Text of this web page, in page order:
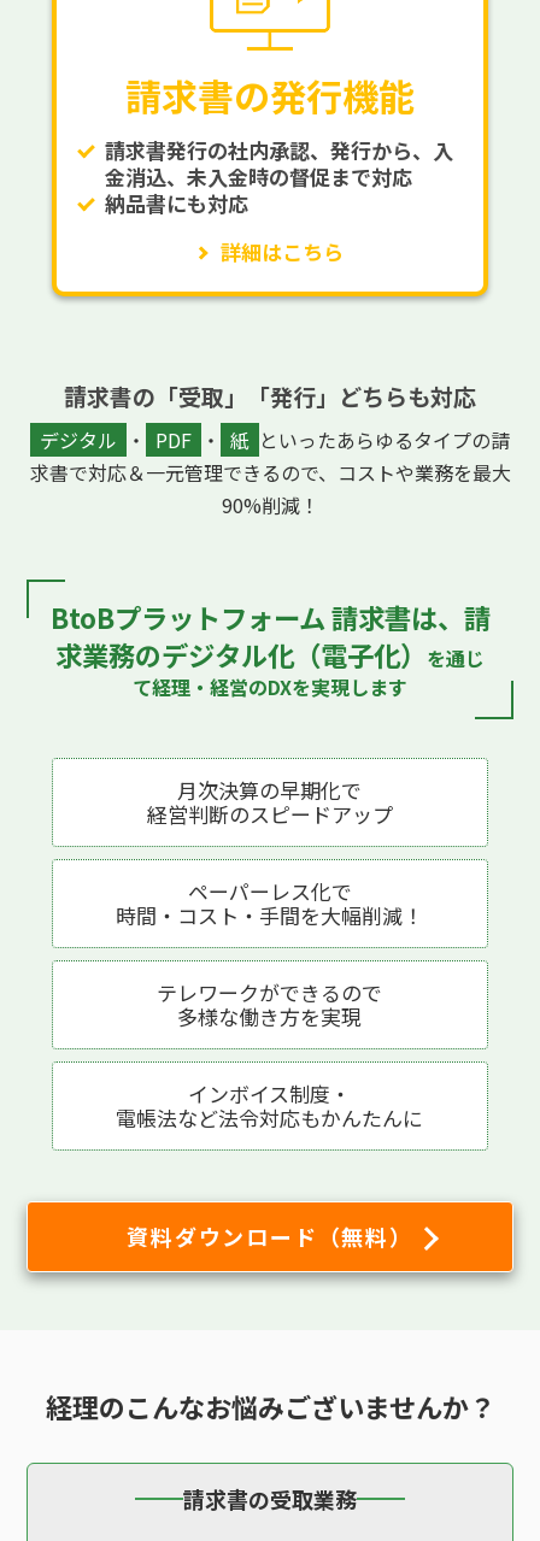
請求書の発行機能
請求書発行の社内承認、発行から、入
金消込、未入金時の督促まで対応
納品書にも対応
詳細はこちら
請求書の「受取」「発行」どちらも対応
デジタル ・ PDF ・ 紙 といったあらゆるタイプの請
求書で対応＆一元管理できるので、コストや業務を最大
90%削減！
BtoBプラットフォーム 請求書は、 請
求業務のデジタル化（電子化）
を通じ
て経理・経営のDXを実現します
月次決算の早期化で
経営判断のスピードアップ
ペーパーレス化で
時間・コスト・手間を大幅削減！
テレワークができるので
多様な働き方を実現
インボイス制度・
電帳法など法令対応もかんたんに
資料ダウンロード（無料）
経理のこんなお悩みございませんか？
請求書の受取業務